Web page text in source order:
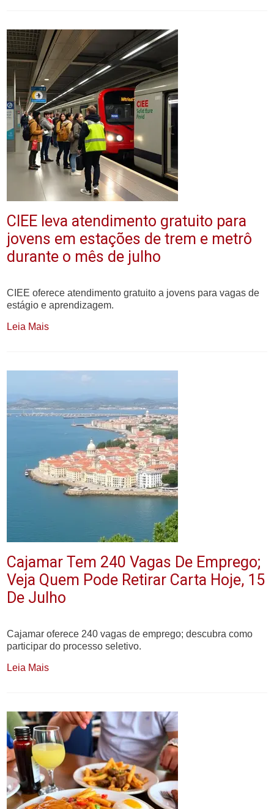
CIEE leva atendimento gratuito para
jovens em estações de trem e metrô
durante o mês de julho
CIEE oferece atendimento gratuito a jovens para vagas de
estágio e aprendizagem.
Leia Mais
Cajamar Tem 240 Vagas De Emprego;
Veja Quem Pode Retirar Carta Hoje, 15
De Julho
Cajamar oferece 240 vagas de emprego; descubra como
participar do processo seletivo.
Leia Mais